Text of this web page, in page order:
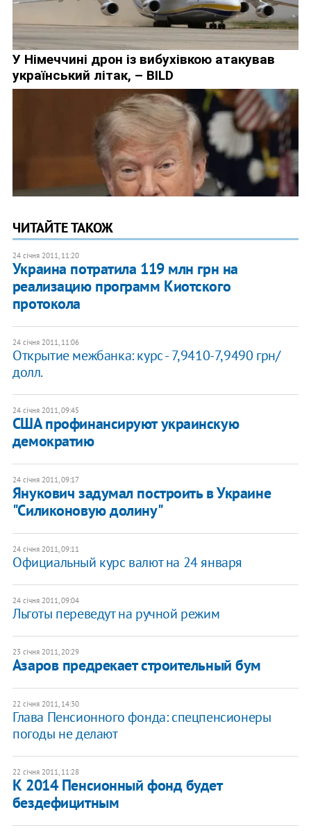
ЧИТАЙТЕ ТАКОЖ
24 січня 2011, 11:20
Украина потратила 119 млн грн на
реализацию программ Киотского
протокола
24 січня 2011, 11:06
Открытие межбанка: курс - 7,9410-7,9490 грн/
долл.
24 січня 2011, 09:45
США профинансируют украинскую
демократию
24 січня 2011, 09:17
Янукович задумал построить в Украине
"Силиконовую долину"
24 січня 2011, 09:11
Официальный курс валют на 24 января
24 січня 2011, 09:04
Льготы переведут на ручной режим
23 січня 2011, 20:29
Азаров предрекает строительный бум
22 січня 2011, 14:30
Глава Пенсионного фонда: спецпенсионеры
погоды не делают
22 січня 2011, 11:28
К 2014 Пенсионный фонд будет
бездефицитным